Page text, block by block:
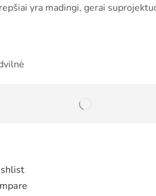
yra madingi, gerai